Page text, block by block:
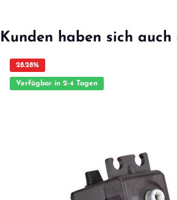
Kunden haben sich auch
28.28%
Verfügbar in 2-4 Tagen